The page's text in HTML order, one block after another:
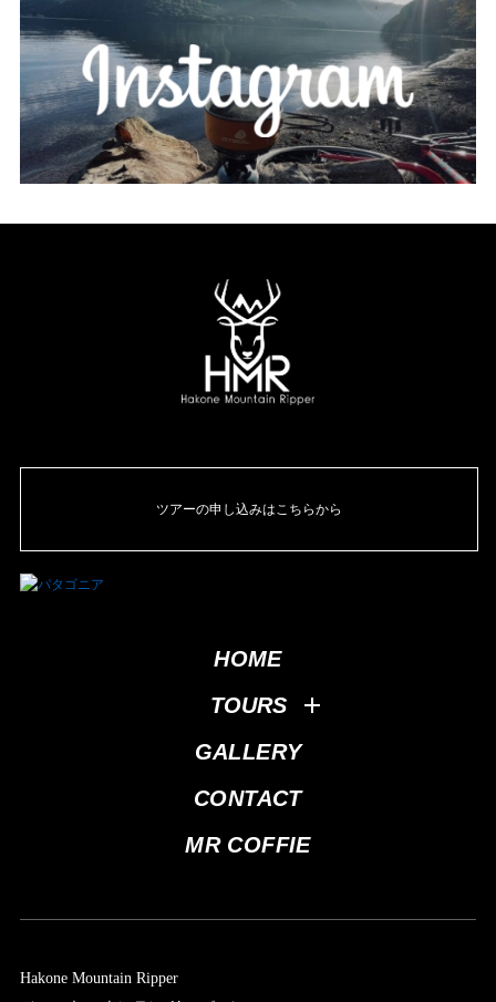
ツアーの申し込みはこちらから
HOME
TOURS
GALLERY
CONTACT
MR COFFIE
Hakone Mountain Ripper